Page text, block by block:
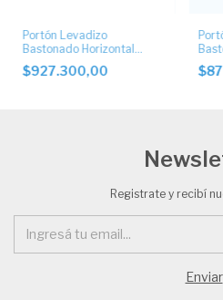
Portón Levadizo
Bastonado Horizontal
Ciego con Apliques de
Acero Inoxidable
$927.300,00
Registrate y recibí